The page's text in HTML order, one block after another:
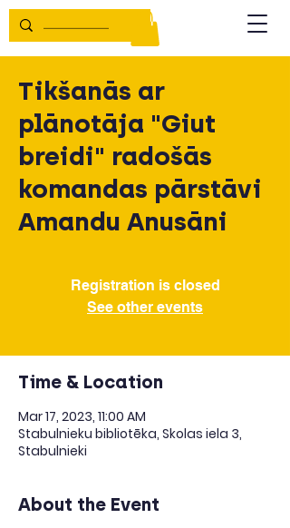
Tikšanās ar
plānotāja "Giut
breidi" radošās
komandas pārstāvi
Amandu Anusāni
Registration is closed
See other events
Time & Location
Mar 17, 2023, 11:00 AM
Stabulnieku bibliotēka, Skolas iela 3,
Stabulnieki
About the Event